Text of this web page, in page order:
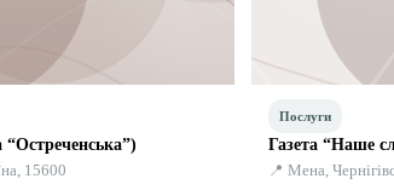
15600
Послуги
Газета “Наше
📍 Мена,